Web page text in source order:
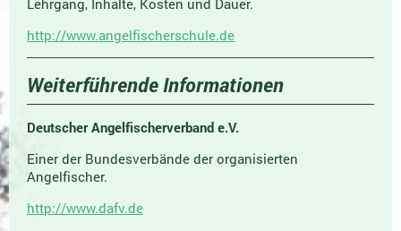
Lehrgang, Inhalte, Kosten und Dauer.
http://www.angelfischerschule.de
Weiterführende Informationen
Deutscher Angelfischerverband e.V.
Einer der Bundesverbände der organisierten
Angelfischer.
http://www.dafv.de